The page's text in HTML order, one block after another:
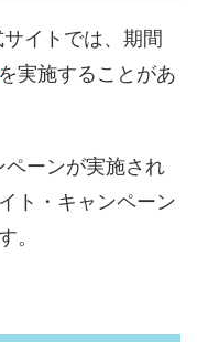
イトでは、期間
を実施することがあ
ーンが実施され
ト・キャンペーン
。